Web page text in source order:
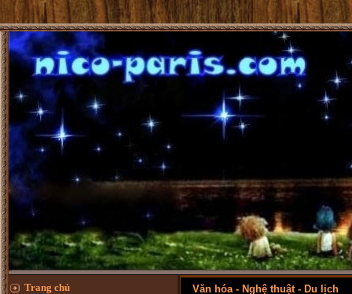
Trang chủ Văn hóa - Nghệ thuật - Du lịch